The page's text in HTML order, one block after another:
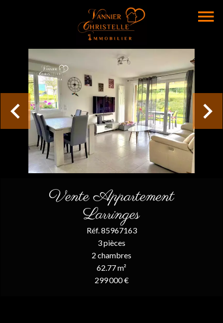
Vente Appartement
Larringes
Réf. 85967163
3 pièces
2 chambres
62.77 m²
299 000 €